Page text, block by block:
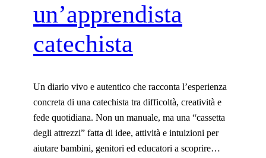
un’apprendista
catechista
Un diario vivo e autentico che racconta l’esperienza
concreta di una catechista tra difficoltà, creatività e
fede quotidiana. Non un manuale, ma una “cassetta
degli attrezzi” fatta di idee, attività e intuizioni per
aiutare bambini, genitori ed educatori a scoprire…